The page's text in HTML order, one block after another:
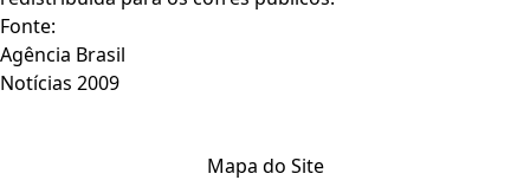
Fonte:
Agência Brasil
Notícias 2009
Mapa do Site